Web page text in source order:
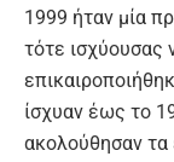
1999 ήταν μία
τότε ισχύουσας
ίσχυαν έως το
ακολούθησαν τα